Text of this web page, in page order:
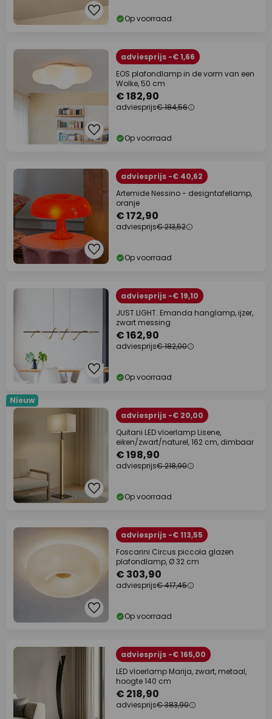
Op voorraad
adviesprijs -€ 1,66
EOS plafondlamp in de vorm van een
Wolke, 50 cm
€ 182,90
adviesprijs€ 184,56
Op voorraad
adviesprijs -€ 40,62
Artemide Nessino - designtafellamp,
oranje
€ 172,90
adviesprijs€ 213,52
Op voorraad
adviesprijs -€ 19,10
JUST LIGHT. Emanda hanglamp, ijzer,
zwart messing
€ 162,90
adviesprijs€ 182,00
Op voorraad
Nieuw
adviesprijs -€ 20,00
Quitani LED vloerlamp Lisene,
eiken/zwart/naturel, 162 cm, dimbaar
€ 198,90
adviesprijs€ 218,90
Op voorraad
adviesprijs -€ 113,55
Foscarini Circus piccola glazen
plafondlamp, Ø 32 cm
€ 303,90
adviesprijs€ 417,45
Op voorraad
adviesprijs -€ 165,00
LED vloerlamp Marija, zwart, metaal,
hoogte 140 cm
€ 218,90
adviesprijs€ 383,90